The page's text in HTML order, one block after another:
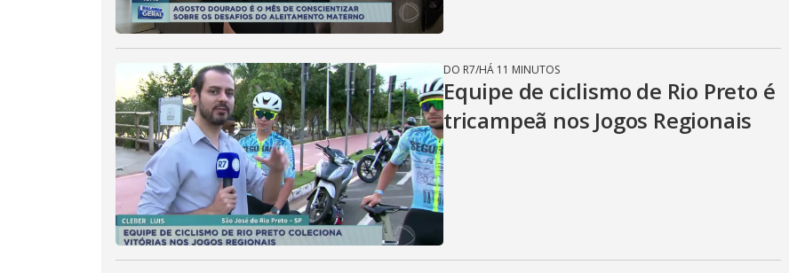
DO R7/HÁ 11 MINUTOS
Equipe de ciclismo de Rio Preto é
tricampeã nos Jogos Regionais